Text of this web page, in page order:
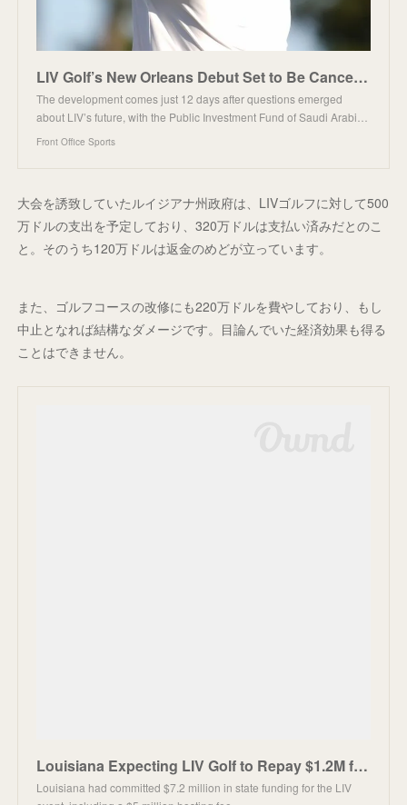
LIV Golf’s New Orleans Debut Set to Be Canceled
The development comes just 12 days after questions emerged
about LIV’s future, with the Public Investment Fund of Saudi Arabi…
Front Office Sports
大会を誘致していたルイジアナ州政府は、LIVゴルフに対して500
万ドルの支出を予定しており、320万ドルは支払い済みだとのこ
と。そのうち120万ドルは返金のめどが立っています。
また、ゴルフコースの改修にも220万ドルを費やしており、もし
中止となれば結構なダメージです。目論んでいた経済効果も得る
ことはできません。
Louisiana Expecting LIV Golf to Repay $1.2M for Canceled Event
Louisiana had committed $7.2 million in state funding for the LIV